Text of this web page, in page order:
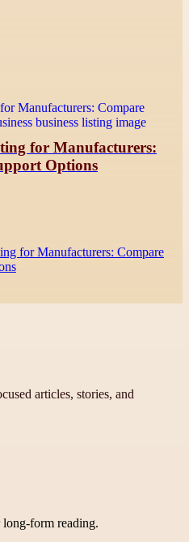
for Manufacturers:
Options
for Manufacturers: Compare
articles, stories, and
form reading.